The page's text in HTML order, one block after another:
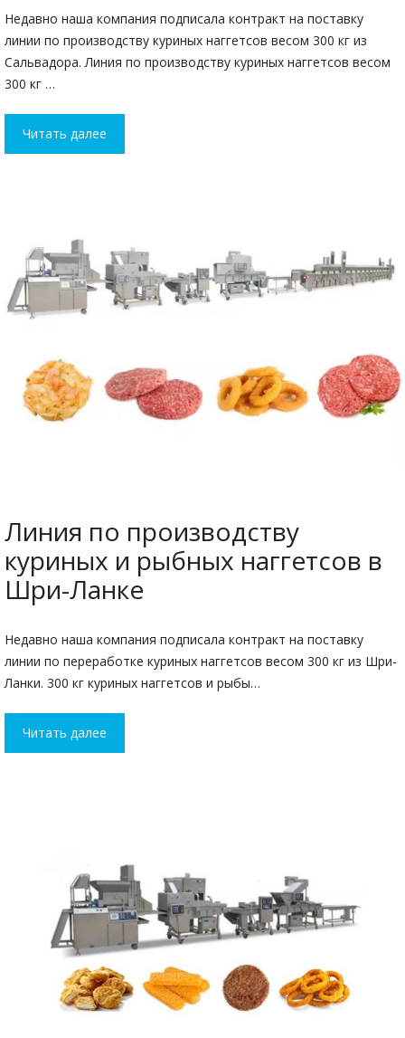
Недавно наша компания подписала контракт на поставку
линии по производству куриных наггетсов весом 300 кг из
Сальвадора. Линия по производству куриных наггетсов весом
300 кг …
Читать далее
Линия по производству
куриных и рыбных наггетсов в
Шри-Ланке
Недавно наша компания подписала контракт на поставку
линии по переработке куриных наггетсов весом 300 кг из Шри-
Ланки. 300 кг куриных наггетсов и рыбы…
Читать далее